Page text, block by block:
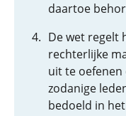
daartoe
De wet regelt
rechterlijke
uit te
zodanige
bedoeld in